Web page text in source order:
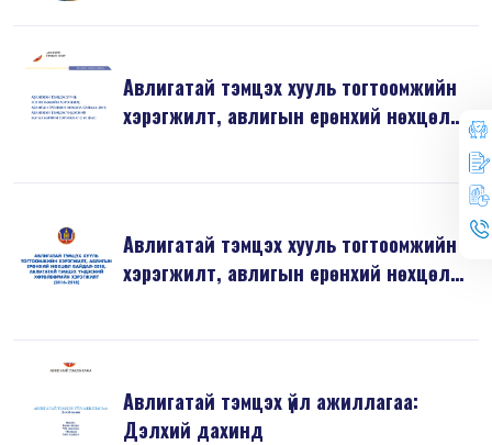
Авлигатай тэмцэх хууль тогтоомжийн
хэрэгжилт, авлигын ерөнхий нөхцөл
Авлигатай тэмцэх хууль тогтоомжийн
хэрэгжилт, авлигын ерөнхий нөхцөл
Авлигатай тэмцэх үйл ажиллагаа:
Дэлхий дахинд